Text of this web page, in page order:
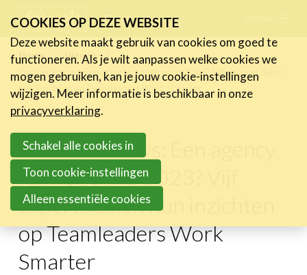
links
Jump
to
navigation
to
main
content
FR NL
Home
Nieuws
Partner nieuws: Een agency runnen anno 2023? Vijf experts delen
hun inzichten op Teamleaders Work Smarter
Partner nieuws: Een agency
runnen anno 2023? Vijf
experts delen hun inzichten
op Teamleaders Work
Smarter
Nieuws
Nieuwsberichten
FeWeb Videos
Jobs in de sector
Activiteiten
Cases
Expertise
COOKIES OP DEZE WEBSITE
Deze website maakt gebruik van cookies om goed te
functioneren. Als je wilt aanpassen welke cookies we
mogen gebruiken, kan je jouw cookie-instellingen
wijzigen. Meer informatie is beschikbaar in onze
privacyverklaring.
Schakel alle cookies in
Toon cookie-instellingen
Alleen essentiële cookies